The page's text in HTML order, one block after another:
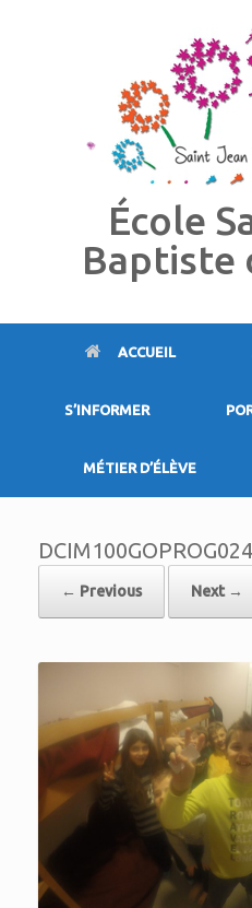
École
Baptiste
ACCUEIL
S’INFORMER
MÉTIER D’ÉLÈVE
← Previous Next →